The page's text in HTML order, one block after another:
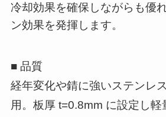
冷却効果を確保しながらも優
ン効果を発揮します。
■ 品質
経年変化や錆に強いステンレ
用。板厚 t=0.8mm に設定し軽